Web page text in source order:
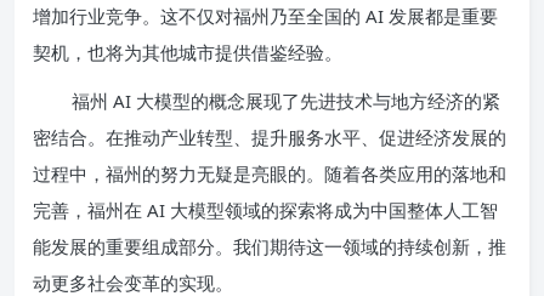
增加行业竞争。这不仅对福州乃至全国的 AI 发展都是重要
契机，也将为其他城市提供借鉴经验。
福州 AI 大模型的概念展现了先进技术与地方经济的紧
密结合。在推动产业转型、提升服务水平、促进经济发展的
过程中，福州的努力无疑是亮眼的。随着各类应用的落地和
完善，福州在 AI 大模型领域的探索将成为中国整体人工智
能发展的重要组成部分。我们期待这一领域的持续创新，推
动更多社会变革的实现。